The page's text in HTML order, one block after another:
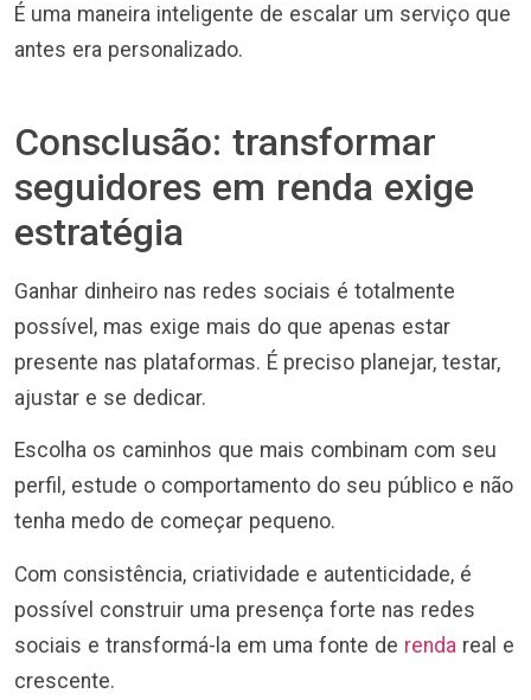
É uma maneira inteligente de escalar um serviço que
antes era personalizado.
Consclusão: transformar
seguidores em renda exige
estratégia
Ganhar dinheiro nas redes sociais é totalmente
possível, mas exige mais do que apenas estar
presente nas plataformas. É preciso planejar, testar,
ajustar e se dedicar.
Escolha os caminhos que mais combinam com seu
perfil, estude o comportamento do seu público e não
tenha medo de começar pequeno.
Com consistência, criatividade e autenticidade, é
possível construir uma presença forte nas redes
sociais e transformá-la em uma fonte de renda real e
crescente.